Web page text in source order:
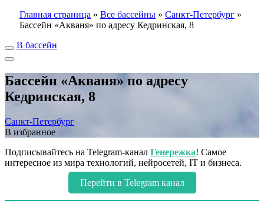
Главная страница » Все бассейны » Санкт-Петербург »
Бассейн «Акваня» по адресу Кедринская, 8
В бассейн
Бассейн «Акваня» по адресу
Кедринская, 8
Санкт-Петербург
В избранное
Подписывайтесь на Telegram-канал Генережка! Самое
интересное из мира технологий, нейросетей, IT и бизнеса.
Перейти в Telegram канал